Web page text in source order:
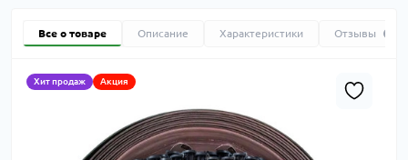
Все о товаре Описание Характеристики Отзывы
Хит продаж Акция